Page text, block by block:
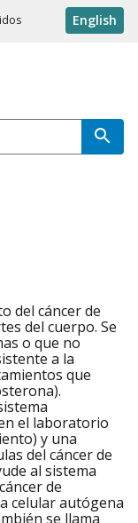
English
del cáncer de
del cuerpo. Se
o que no
a la
que
el laboratorio
y una
del cáncer de
al sistema
de
celular autógena
se llama